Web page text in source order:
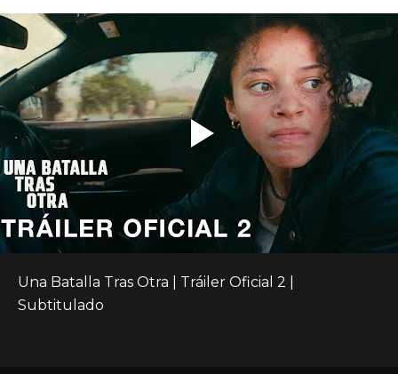
Una Batalla Tras Otra | Tráiler Oficial 2 |
Subtitulado